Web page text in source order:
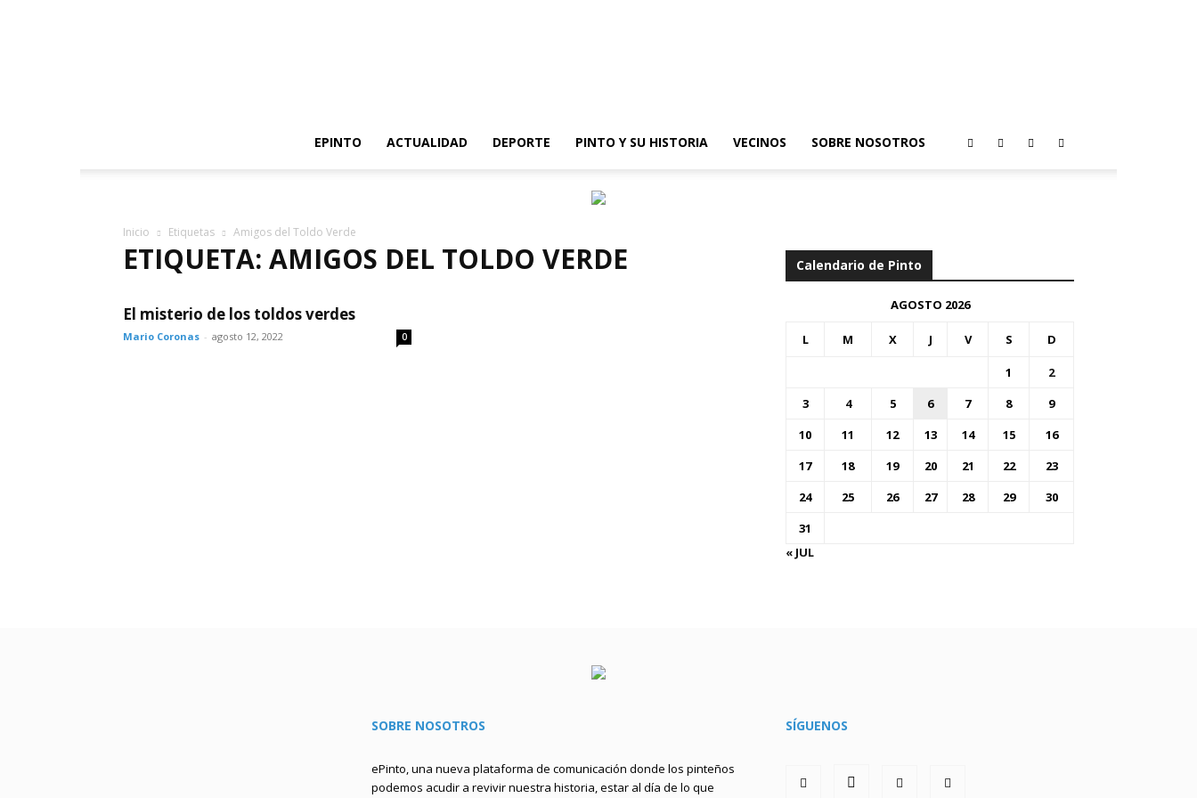
EPINTO
ACTUALIDAD DEPORTE PINTO Y SU HISTORIA VECINOS SOBRE NOSOTROS
Inicio Etiquetas Amigos del Toldo Verde
ETIQUETA: AMIGOS DEL TOLDO VERDE
El misterio de los toldos verdes
Mario Coronas - agosto 12, 2022 0
Calendario de Pinto
AGOSTO 2026
L M X J V S D
1
2
3
4 5 6 7 8
9
10
11 12 13 14 15
16
17
18 19 20 21 22
23
24
25 26 27 28 29
30
31
« JUL
SOBRE NOSOTROS
ePinto, una nueva plataforma de comunicación donde los pinteños
podemos acudir a revivir nuestra historia, estar al día de lo que
SÍGUENOS